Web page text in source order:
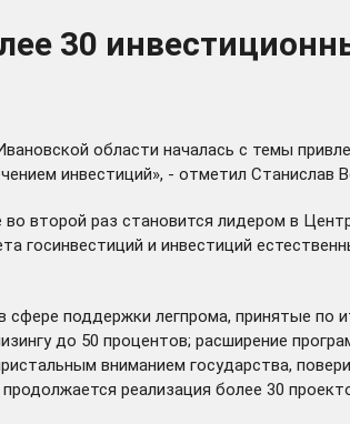
30
области началась с темы
инвестиций», - отметил Станислав
второй раз становится лидером в
госинвестиций и инвестиций
поддержки легпрома, принятые
до 50 процентов; расширение
вниманием государства,
реализация более 30